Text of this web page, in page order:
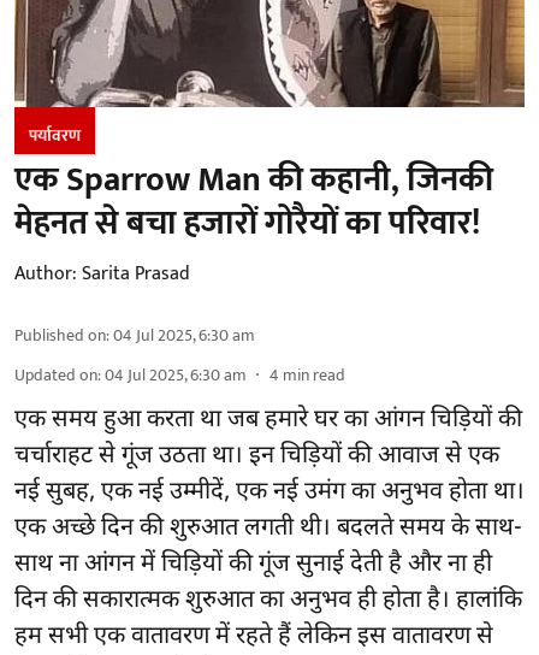
पर्यावरण
एक Sparrow Man की कहानी, जिनकी
मेहनत से बचा हजारों गोरैयों का परिवार!
Author:Sarita Prasad
Published on:04 Jul 2025, 6:30 am
Updated on:04 Jul 2025, 6:30 am 4 min read
एक समय हुआ करता था जब हमारे घर का आंगन चिड़ियों की
चर्चाराहट से गूंज उठता था। इन चिड़ियों की आवाज से एक
नई सुबह, एक नई उम्मीदें, एक नई उमंग का अनुभव होता था।
एक अच्छे दिन की शुरुआत लगती थी। बदलते समय के साथ-
साथ ना आंगन में चिड़ियों की गूंज सुनाई देती है और ना ही
दिन की सकारात्मक शुरुआत का अनुभव ही होता है। हालांकि
हम सभी एक वातावरण में रहते हैं लेकिन इस वातावरण से